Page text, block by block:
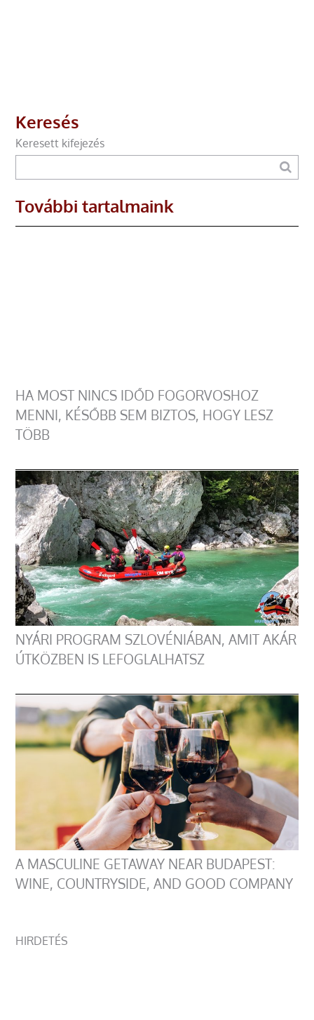
Keresés
Keresett kifejezés
További tartalmaink
HA MOST NINCS IDŐD FOGORVOSHOZ
MENNI, KÉSŐBB SEM BIZTOS, HOGY LESZ
TÖBB
NYÁRI PROGRAM SZLOVÉNIÁBAN, AMIT AKÁR
ÚTKÖZBEN IS LEFOGLALHATSZ
A MASCULINE GETAWAY NEAR BUDAPEST:
WINE, COUNTRYSIDE, AND GOOD COMPANY
HIRDETÉS